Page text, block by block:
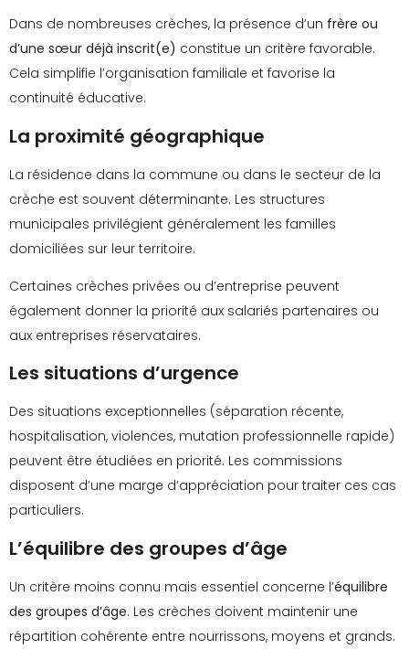
Dans de nombreuses crèches, la présence d’un frère ou
d’une sœur déjà inscrit(e) constitue un critère favorable.
Cela simplifie l’organisation familiale et favorise la
continuité éducative.
La proximité géographique
La résidence dans la commune ou dans le secteur de la
crèche est souvent déterminante. Les structures
municipales privilégient généralement les familles
domiciliées sur leur territoire.
Certaines crèches privées ou d’entreprise peuvent
également donner la priorité aux salariés partenaires ou
aux entreprises réservataires.
Les situations d’urgence
Des situations exceptionnelles (séparation récente,
hospitalisation, violences, mutation professionnelle rapide)
peuvent être étudiées en priorité. Les commissions
disposent d’une marge d’appréciation pour traiter ces cas
particuliers.
L’équilibre des groupes d’âge
Un critère moins connu mais essentiel concerne l’équilibre
des groupes d’âge. Les crèches doivent maintenir une
répartition cohérente entre nourrissons, moyens et grands.